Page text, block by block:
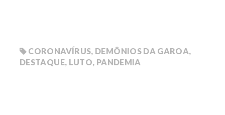
CORONAVÍRUS, DEMÔNIOS DA GAROA,
DESTAQUE, LUTO, PANDEMIA